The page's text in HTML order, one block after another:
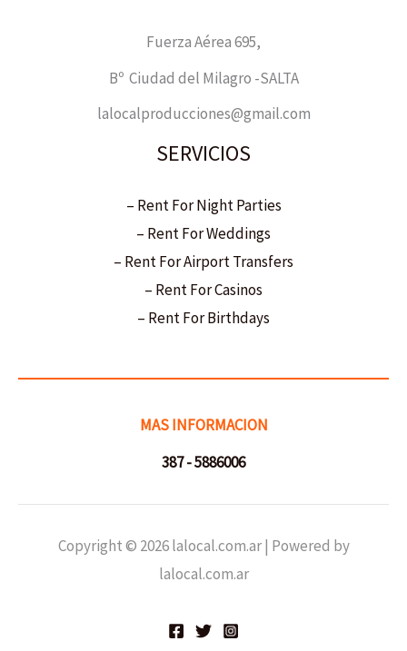
Fuerza Aérea 695,
Bº Ciudad del Milagro -SALTA
lalocalproducciones@gmail.com
SERVICIOS
– Rent For Night Parties
– Rent For Weddings
– Rent For Airport Transfers
– Rent For Casinos
– Rent For Birthdays
MAS INFORMACION
387 - 5886006
Copyright © 2026 lalocal.com.ar | Powered by
lalocal.com.ar